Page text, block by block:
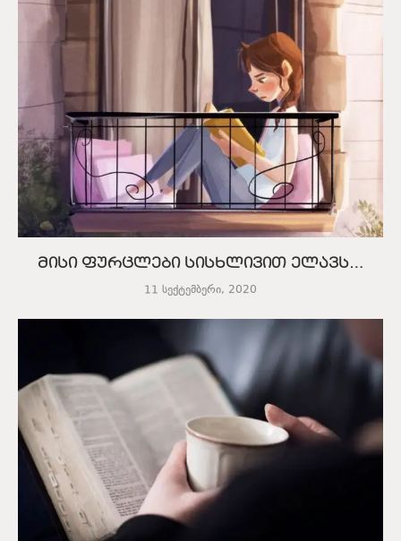
მისი ფურცლები სისხლივით ელავს…
11 სექტემბერი, 2020